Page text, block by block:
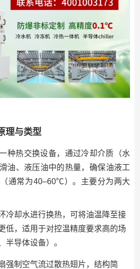
理与类型
种热交换设备，通过冷却介质（水
油、液压油中的热量，确保油液工
通常为40–60℃）。主要分为两大
冷却水进行换热，可将油温降至接
低，适用于对控温精度要求高的场
半导体设备）。
强制空气流过散热翅片，结构简